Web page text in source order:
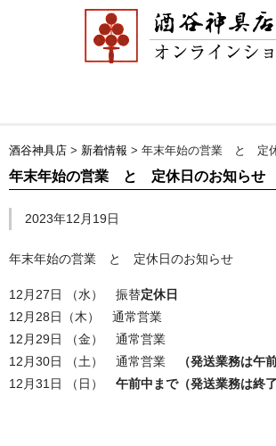
ホーム
新着情報
別注品について
会社概要
酒谷神具店 > 新着情報 > 年末年始の営業 と 定
年末年始の営業 と 定休日のお知らせ
2023年12月19日
年末年始の営業 と 定休日のお知らせ
12月27日 （水） 振替定休日
12月28日（木） 通常営業
12月29日 （金） 通常営業
12月30日 （土） 通常営業
（発送業務は午
12月31日 （日） 午前中まで（発送業務は終了